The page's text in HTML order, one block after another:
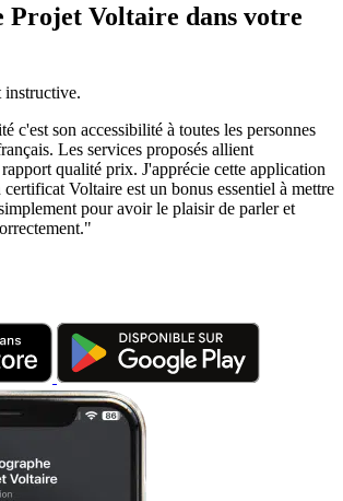
Projet Voltaire dans votre
c'est son accessibilité à toutes les personnes
Les services proposés allient
qualité prix. J'apprécie cette application
Voltaire est un bonus essentiel à mettre
pour avoir le plaisir de parler et